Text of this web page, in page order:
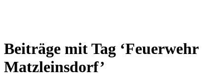
Beiträge mit Tag ‘Feuerwehr
Matzleinsdorf’